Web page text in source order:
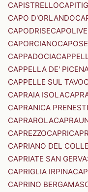
CAPISTRELLO
CAPO D'ORLANDO
CAPODRISE
CAPORCIANO
CAPPADOCIA
CAPPELLA DE'
CAPPELLE SUL TAVO
CAPRAIA ISOLA
CAPRANICA
CAPRAROLA
CAPREZZOCAPRI
CAPRIANO DEL COLLE
CAPRIATE SAN
CAPRIGLIA IRPINA
CAPRINO